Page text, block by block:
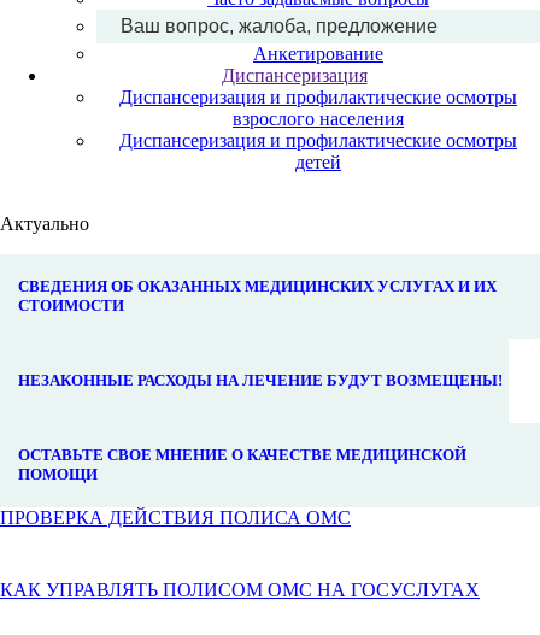
Ваш вопрос, жалоба, предложение
Анкетирование
Диспансеризация
Диспансеризация и профилактические осмотры
взрослого населения
Диспансеризация и профилактические осмотры
детей
Актуально
СВЕДЕНИЯ ОБ ОКАЗАННЫХ МЕДИЦИНСКИХ УСЛУГАХ И ИХ
СТОИМОСТИ
НЕЗАКОННЫЕ РАСХОДЫ НА ЛЕЧЕНИЕ БУДУТ ВОЗМЕЩЕНЫ!
ОСТАВЬТЕ СВОЕ МНЕНИЕ О КАЧЕСТВЕ МЕДИЦИНСКОЙ
ПОМОЩИ
ПРОВЕРКА ДЕЙСТВИЯ ПОЛИСА ОМС
КАК УПРАВЛЯТЬ ПОЛИСОМ ОМС НА ГОСУСЛУГАХ